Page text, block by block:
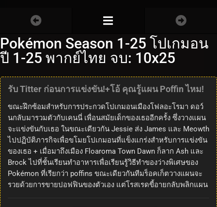
Pokémon Season 1-25 โปเกมอน
ปี 1-25 พากย์ไทย จบ: 10x25
รับ Titter ก่อนการแข่งขัน!+โอ้ คุณรู้แผน Poffin ไหม!
ขณะฝึกซ้อมสำหรับการประกวดโปเกมอนเมืองโฟลอะโรมา ดอว์
นกลับมารวมตัวกับเคนนี่ เพื่อนสมัยเด็กของเธออีกครั้ง ซึ่งวางแผน
จะแข่งขันกับเธอ ในขณะเดียวกัน Jessie ส่ง James และ Meowth
ไปปฏิบัติภารกิจเพื่อขโมยโปเกมอนที่แข็งแกร่งสำหรับการแข่งขัน
ของเธอ + เมื่อมาถึงเมือง Floaroma Town Dawn ก็ลาก Ash และ
Brock ไปที่ชั้นเรียนทำอาหารเพื่อเรียนรู้วิธีทำของว่างพิเศษของ
Pokémon ที่เรียกว่า poffins ขณะเดียวกันทีมร็อคเก็ตวางแผนจะ
รวยด้วยการขายปอฟฟินของตัวเอง แต่โรสเรดขี้อายกลับพลิกแผน